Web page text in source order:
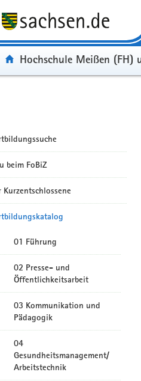
Portal:
Hochschule Meißen (FH)
beim FoBiZ
Kurzentschlossene
01 Führung
02 Presse- und
Öffentlichkeitsarbeit
03 Kommunikation und
Pädagogik
04
Gesundheitsmanagement/
Arbeitstechnik